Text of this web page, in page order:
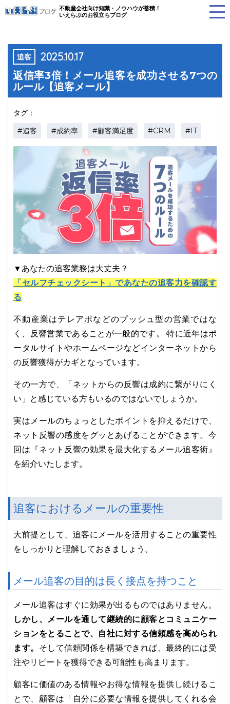
不動産会社向け知識・ノウハウが蓄積！
いえらぶのお役立ちブログ
追客 2025.10.17
返信率3倍！メール追客を成功させる7つの
ルール【追客メール】
タグ：
#追客 #成約率 #顧客満足度 #CRM #IT
▼あなたの追客業務は大丈夫？
「セルフチェックシート」であなたの追客力を確認す
る
不動産業はテレアポなどのプッシュ型の営業ではな
く、反響営業であることが一般的です。 特に近年はポ
ータルサイトやホームページなどインターネットから
の反響獲得がカギとなっています。
その一方で、「ネットからの反響は成約に繋がりにく
い」と感じている方もいるのではないでしょうか。
実はメールのちょっとしたポイントを抑えるだけで、
ネット反響の感度をグッとあげることができます。今
回は『ネット反響の効果を最大化するメール追客術』
を紹介いたします。
追客におけるメールの重要性
大前提として、追客にメールを活用することの重要性
をしっかりと理解しておきましょう。
メール追客の目的は長く接点を持つこと
メール追客はすぐに効果が出るものではありません。
しかし、メールを通して継続的に顧客とコミュニケー
ションをとることで、自社に対する信頼感を高められ
ます。
そして信頼関係を構築できれば、最終的には受
注やリピートを獲得できる可能性も高まります。
顧客に価値のある情報やお得な情報を提供し続けるこ
とで、顧客は「自分に必要な情報を提供してくれる会